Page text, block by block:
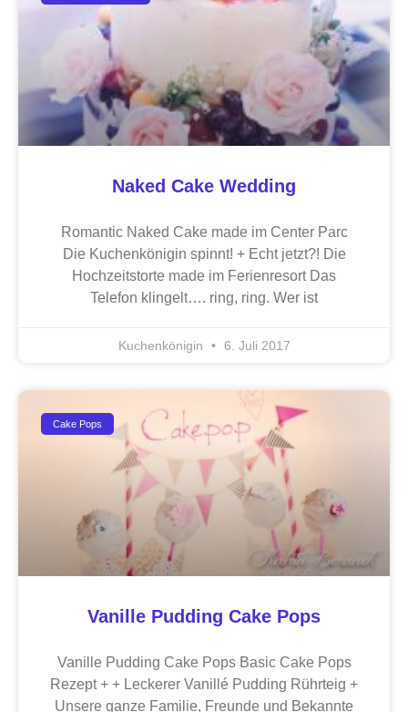
Naked Cake Wedding
Romantic Naked Cake made im Center Parc
Die Kuchenkönigin spinnt! + Echt jetzt?! Die
Hochzeitstorte made im Ferienresort Das
Telefon klingelt…. ring, ring. Wer ist
Kuchenkönigin 6. Juli 2017
Cake Pops
Vanille Pudding Cake Pops
Vanille Pudding Cake Pops Basic Cake Pops
Rezept + + Leckerer Vanillé Pudding Rührteig +
Unsere ganze Familie, Freunde und Bekannte